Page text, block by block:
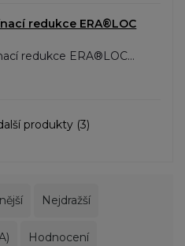
redukce ERA®LOC
redukce ERA®LOC
redukce ERA®LOC
60 °. Velmi..
produkty (3)
Nejdražší
Hodnocení